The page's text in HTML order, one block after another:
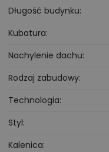
Długość budynku
Kubatura
Nachylenie dachu
Rodzaj zabudowy
Technologia
Styl
Kalenica